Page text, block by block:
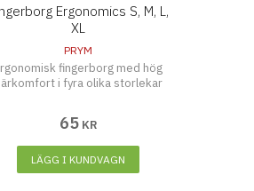
Ergonomics S, M, L,
XL
PRYM
fingerborg med hög
i fyra olika storlekar
65 KR
LÄGG I KUNDVAGN